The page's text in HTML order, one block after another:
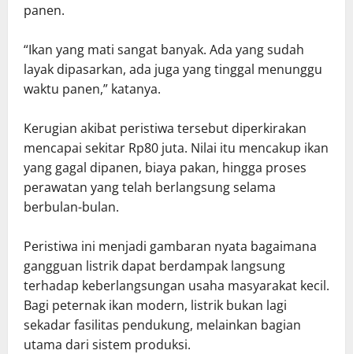
panen.
“Ikan yang mati sangat banyak. Ada yang sudah
layak dipasarkan, ada juga yang tinggal menunggu
waktu panen,” katanya.
Kerugian akibat peristiwa tersebut diperkirakan
mencapai sekitar Rp80 juta. Nilai itu mencakup ikan
yang gagal dipanen, biaya pakan, hingga proses
perawatan yang telah berlangsung selama
berbulan-bulan.
Peristiwa ini menjadi gambaran nyata bagaimana
gangguan listrik dapat berdampak langsung
terhadap keberlangsungan usaha masyarakat kecil.
Bagi peternak ikan modern, listrik bukan lagi
sekadar fasilitas pendukung, melainkan bagian
utama dari sistem produksi.